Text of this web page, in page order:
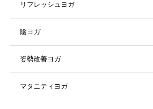
リフレッシュヨガ
陰ヨガ
姿勢改善ヨガ
マタニティヨガ